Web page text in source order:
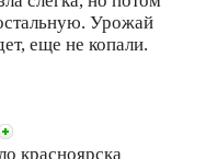
Урожай
еще не копали.
красноярска